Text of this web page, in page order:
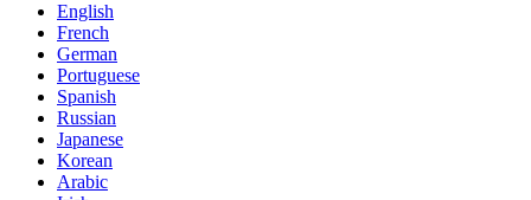
English
French
German
Portuguese
Spanish
Russian
Japanese
Korean
Arabic